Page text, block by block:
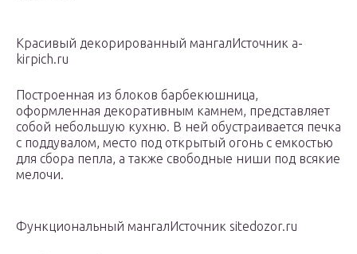
Красивый декорированный мангалИсточник a-
kirpich.ru
Построенная из блоков барбекюшница,
оформленная декоративным камнем, представляет
собой небольшую кухню. В ней обустраивается печка
с поддувалом, место под открытый огонь с емкостью
для сбора пепла, а также свободные ниши под всякие
мелочи.
Функциональный мангалИсточник sitedozor.ru